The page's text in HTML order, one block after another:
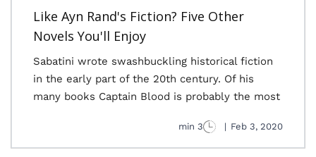
Like Ayn Rand's Fiction? Five Other
Novels You'll Enjoy
Sabatini wrote swashbuckling historical fiction
in the early part of the 20th century. Of his
many books Captain Blood is probably the most
Feb 3, 2020
|
3 min